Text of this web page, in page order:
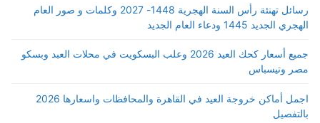
رسائل تهنئة رأس السنة الهجرية 1448- 2027 وكلمات و صور العام
الهجري الجديد 1445 ودعاء العام الجديد
جميع أسعار كحك العيد 2026 وعلب البسكويت في محلات العبد وبسكو
مصر وتيسباس
اجمل أماكن خروجة العيد في القاهرة والمحافظات واسعارها 2026
بالتفصيل